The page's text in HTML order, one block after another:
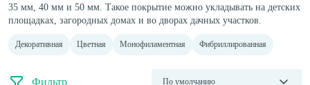
Проекты
Сертификаты
Отзывы
Покупателям
Обмен и возврат
Сценический линолеум
Спортивный паркет
35 мм, 40 мм и 50 мм. Такое покрытие можно укладывать на детских
площадках, загородных домах и во дворах дачных участков.
Декоративная Цветная Монофиламентная Фибриллированная
Фильтр